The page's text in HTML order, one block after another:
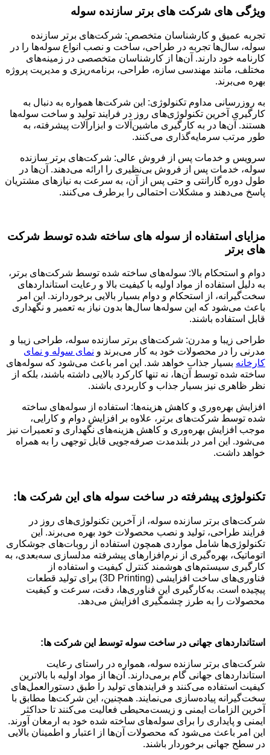
ویژگی های شرکت های برتر سازنده سوله
تجربه عمیق و کارشناسان متخصص: شرکت‌های برتر سازنده
سوله، سال‌ها تجربه در طراحی، ساخت و نصب انواع سوله‌ها را در
کارنامه خود دارند. آن‌ها از کارشناسان متخصصی در زمینه‌های
مختلف، مانند مهندسی سازه، طراحی، برنامه‌ریزی و مدیریت پروژه
بهره می‌برند.
به روزرسانی مداوم تکنولوژی: این شرکت‌ها همواره به دنبال به
کارگیری آخرین تکنولوژی‌های روز در فرایند تولید و ساخت سوله‌ها
هستند. آن‌ها در به کارگیری ماشین‌آلات و ابزارآلات پیشرفته، به
طور مرتب سرمایه‌گذاری می‌کنند.
سرویس و خدمات پس از فروش عالی: شرکت‌های برتر سازنده
سوله، خدمات پس از فروش بی‌نظیری را ارائه می‌دهند. آن‌ها در
طول دوره گارانتی و حتی پس از آن، به سرعت به نیازهای مشتریان
پاسخ می‌دهند و مشکلات احتمالی را برطرف می‌کنند.
مزایای استفاده از سوله های ساخته شده توسط شرکت
های برتر
دوام و استحکام بالا: سوله‌های ساخته شده توسط شرکت‌های برتر،
به دلیل استفاده از مواد اولیه با کیفیت بالا و رعایت استانداردهای
سخت‌گیرانه، از استحکام و دوام بسیار بالایی برخوردارند. این امر
باعث می‌شود که این سوله‌ها سال‌ها بدون نیاز به تعمیر و نگهداری
قابل استفاده باشند.
طراحی زیبا و مدرن: شرکت‌های برتر سازنده سوله، طراحی زیبا و
مدرنی را در محصولات خود به کار می‌برند و نمای سوله و نمای
کارخانه بسیار جذاب خواهد شد. این امر باعث می‌شود که سوله‌های
ساخته شده توسط آن‌ها، نه تنها کارکرد بالایی داشته باشند، بلکه از
نظر ظاهری نیز بسیار جذاب و کاربردی باشند.
افزایش بهره‌وری و کاهش هزینه‌ها: استفاده از سوله‌های ساخته
شده توسط شرکت‌های برتر، علاوه بر افزایش دوام و کارایی،
موجب افزایش بهره‌وری و کاهش هزینه‌های نگهداری و تعمیرات نیز
می‌شود. این امر در بلندمدت صرفه‌جویی قابل توجهی را به همراه
خواهد داشت.
تکنولوژی پیشرفته در ساخت سوله های این شرکت ها:
شرکت‌های برتر سازنده سوله، از آخرین تکنولوژی‌های روز در
فرایند طراحی، تولید و نصب محصولات خود بهره می‌برند. این
تکنولوژی‌ها شامل مواردی همچون استفاده از روبات‌های جوشکاری
اتوماتیک، بهره‌گیری از نرم‌افزارهای پیشرفته مدلسازی سه‌بعدی، به
کارگیری سیستم‌های هوشمند کنترل کیفیت و استفاده از
فناوری‌های ساخت افزایشی (3D Printing) برای تولید قطعات
پیچیده است. به‌کارگیری این فناوری‌ها، دقت، سرعت و کیفیت
محصولات را به طرز چشمگیری افزایش می‌دهد.
استانداردهای جهانی در ساخت سوله توسط این شرکت ها:
شرکت‌های برتر سازنده سوله، همواره در راستای رعایت
استانداردهای جهانی گام برمی‌دارند. آن‌ها از مواد اولیه با بالاترین
کیفیت استفاده می‌کنند و فرایندهای تولید را طبق دستورالعمل‌های
سخت‌گیرانه پیاده‌سازی می‌نمایند. همچنین، این شرکت‌ها مطابق با
آخرین الزامات ایمنی و زیست‌محیطی فعالیت می‌کنند تا حداکثر
ایمنی و پایداری را برای سوله‌های ساخته شده خود به ارمغان آورند.
این امر باعث می‌شود که محصولات آن‌ها از اعتبار و اطمینان بالایی
در سطح جهانی برخوردار باشند.